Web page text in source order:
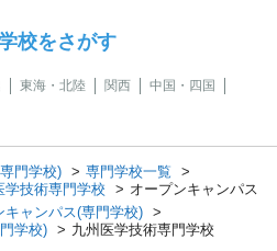
校をさがす
東海・北陸 関西
中国・四国
門学校)
専門学校一覧
学技術専門学校
オープンキャンパス
キャンパス(専門学校)
学校)
九州医学技術専門学校